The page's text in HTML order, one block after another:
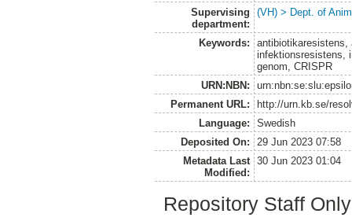
Supervising
department:
(VH) > Dept. of
Keywords:
antibiotikaresistens,
infektionsresistens,
genom, CRISPR
URN:NBN:
Permanent URL:
http://urn.kb.se/
Language:
Swedish
Deposited On:
29 Jun 2023 07:58
Metadata Last
Modified:
30 Jun 2023 01:04
Repository Staff